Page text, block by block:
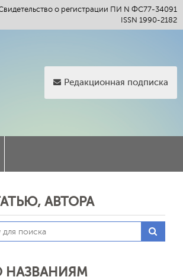
о регистрации ПИ N ФС77-34091
ISSN 1990-2182
Редакционная подписка
АВТОРА
НАЗВАНИЯМ